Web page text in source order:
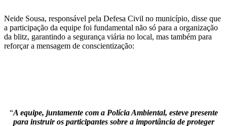
Neide Sousa, responsável pela Defesa Civil no município, disse que
a participação da equipe foi fundamental não só para a organização
da blitz, garantindo a segurança viária no local, mas também para
reforçar a mensagem de conscientização:
“A equipe, juntamente com a Polícia Ambiental, esteve presente
para instruir os participantes sobre a importância de proteger